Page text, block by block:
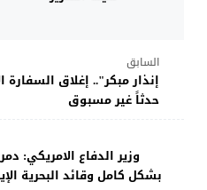
السابق
إنذار مبكر".. إغلاق
حدثاً غير مسبوق
وزير الدفاع الامريكي:
بشكل كامل وقائد البحرية